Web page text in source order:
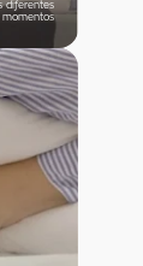
diferentes
momentos